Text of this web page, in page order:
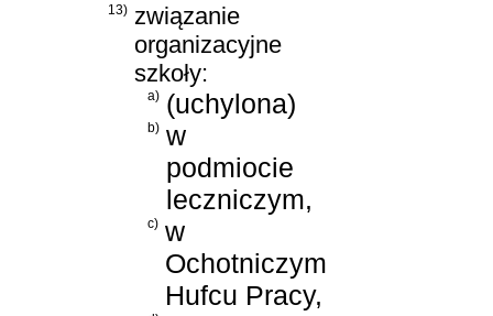
13) związanie
organizacyjne
szkoły:
a) (uchylona)
b) w
podmiocie
leczniczym,
c) w
Ochotniczym
Hufcu Pracy,